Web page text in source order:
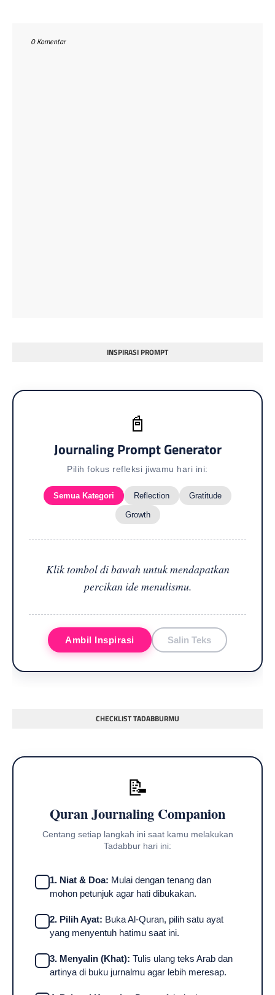
0 Komentar
INSPIRASI PROMPT
📓
Journaling Prompt Generator
Pilih fokus refleksi jiwamu hari ini:
Semua Kategori Reflection Gratitude
Growth
Klik tombol di bawah untuk mendapatkan
percikan ide menulismu.
Ambil Inspirasi Salin Teks
CHECKLIST TADABBURMU
📝
Quran Journaling Companion
Centang setiap langkah ini saat kamu melakukan
Tadabbur hari ini:
1. Niat & Doa: Mulai dengan tenang dan
mohon petunjuk agar hati dibukakan.
2. Pilih Ayat: Buka Al-Quran, pilih satu ayat
yang menyentuh hatimu saat ini.
3. Menyalin (Khat): Tulis ulang teks Arab dan
artinya di buku jurnalmu agar lebih meresap.